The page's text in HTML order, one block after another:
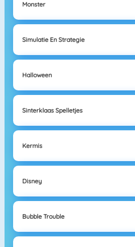
Monster
Simulatie En Strategie
Halloween
Sinterklaas Spelletjes
Kermis
Disney
Bubble Trouble